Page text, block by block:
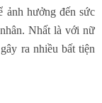
ảnh hưởng đến sức
Nhất là với nữ
ra nhiều bất tiện